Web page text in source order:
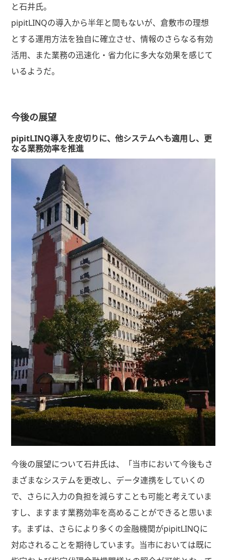
と石井氏。
pipitLINQの導入から半年と間もないが、倉敷市の理想
とする運用方法を独自に確立させ、情報のさらなる有効
活用、また業務の迅速化・省力化に多大な効果を感じて
いるようだ。
今後の展望
pipitLINQ導入を皮切りに、他システムへも適用し、更
なる業務効率を推進
今後の展望について石井氏は、「当市において今後もさ
まざまなシステムを更改し、データ連携をしていくの
で、さらに入力の負担を減らすことも可能と考えていま
すし、ますます業務効率を高めることができると思いま
す。まずは、さらにより多くの金融機関がpipitLINQに
対応されることを期待しています。当市においては既に